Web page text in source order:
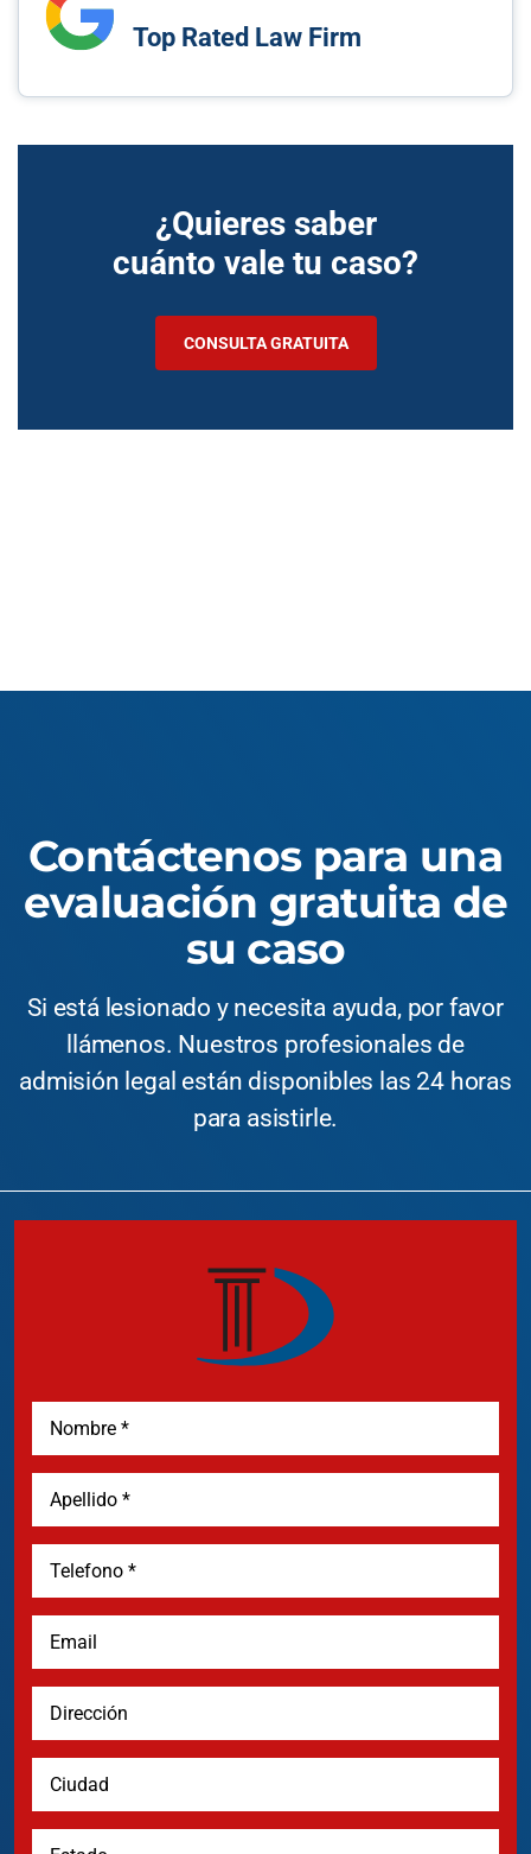
Top Rated Law Firm
¿Quieres saber
cuánto vale tu caso?
CONSULTA GRATUITA
Contáctenos para una
evaluación gratuita de
su caso
Si está lesionado y necesita ayuda, por favor
llámenos. Nuestros profesionales de
admisión legal están disponibles las 24 horas
para asistirle.